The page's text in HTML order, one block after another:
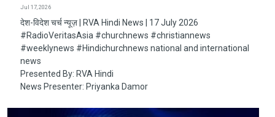
Jul 17, 2026
देश-विदेश चर्च न्यूज़ | RVA Hindi News | 17 July 2026
#RadioVeritasAsia​​​​​ #churchnews​​​​​ #christiannews​​​​​
#weeklynews​ #Hindichurchnews national and international
news
Presented By: RVA Hindi
News Presenter: Priyanka Damor